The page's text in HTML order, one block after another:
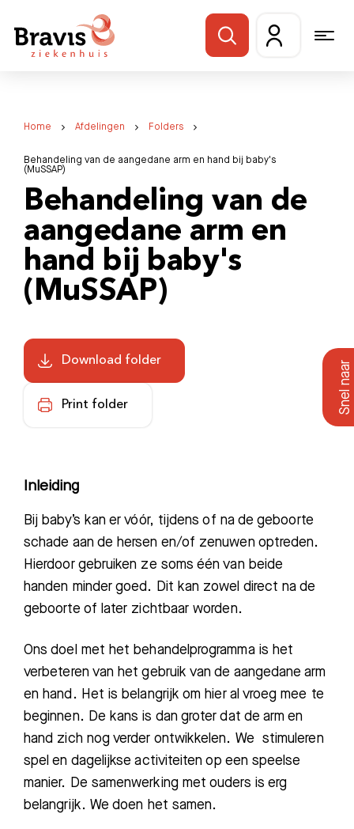
Home Afdelingen Folders
Behandeling van de aangedane arm en hand bij baby's
(MuSSAP)
Behandeling van de
aangedane arm en
hand bij baby's
(MuSSAP)
Download folder
Print folder
Inleiding
Bij baby’s kan er vóór, tijdens of na de geboorte
schade aan de hersen en/of zenuwen optreden.
Hierdoor gebruiken ze soms één van beide
handen minder goed. Dit kan zowel direct na de
geboorte of later zichtbaar worden.
Onsdoel met het behandelprogramma is het
verbeteren van het gebruik van de aangedane arm
en hand. Het is belangrijk om hier al vroeg mee te
beginnen. De kans is dan groter dat de arm en
hand zich nog verder ontwikkelen. We stimuleren
spel en dagelijkse activiteiten op een speelse
manier. De samenwerking met ouders is erg
belangrijk. We doen het samen.